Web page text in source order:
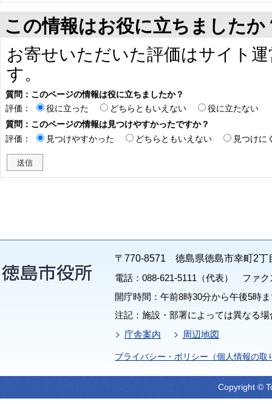
この情報はお役に立ちましたか
お寄せいただいた評価はサイト
す。
質問：このページの情報は役に立ちましたか？
評価：
役に立った どちらともいえない
役に立たない
質問：このページの情報は見つけやすかったですか？
評価：
見つけやすかった どちらともいえない 見つけに
〒770-8571 徳島県徳島市幸町2丁
電話：088-621-5111（代表） ファク
開庁時間：午前8時30分から午後5時
注記：施設・部署によっては異なる
庁舎案内
周辺地図
プライバシー・ポリシー（個人情報の取
Copyright ©